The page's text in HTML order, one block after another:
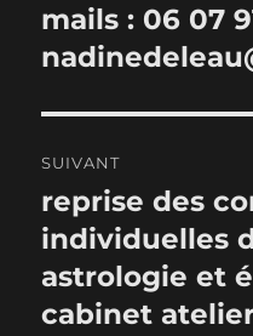
l’article
précédente :
mails : 06 07
SUIVANT
Publication
suivante :
reprise des
individuelles
astrologie et
cabinet